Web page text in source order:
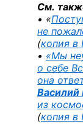
См.
• «
не
(копия в
• «Мы
о себе
она
Василий
из
(копия в